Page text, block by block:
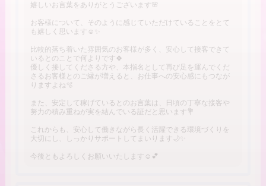
嬉しいお言葉をありがとうございます🌸
お客様について、そのように感じていただけていることをとて
も嬉しく思います☺️✨
比較的落ち着いた雰囲気のお客様が多く、安心して接客できて
いるとのことで何よりです🍀
優しく接してくださる方や、本指名として再び足を運んでくだ
さるお客様とのご縁が増えると、お仕事への安心感にもつなが
りますよね🫧
また、安定して稼げているとのお言葉は、日頃の丁寧な接客や
努力の積み重ねが実を結んでいる証だと思います💐
これからも、安心して働きながら長く活躍できる環境づくりを
大切にし、しっかりサポートしてまいります🌙✨
今後ともよろしくお願いいたします☺️💕